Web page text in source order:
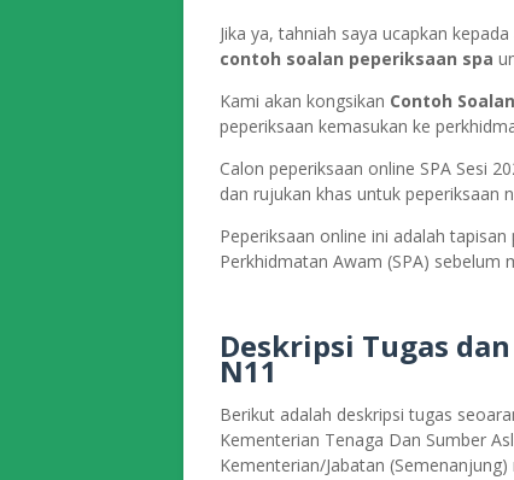
Jika ya, tahniah saya ucapkan
contoh soalan peperiksaan spa
Kami akan kongsikan Contoh
peperiksaan kemasukan ke
Calon peperiksaan online SPA Sesi
dan rujukan khas untuk peperiksaan
Peperiksaan online ini adalah
Perkhidmatan Awam (SPA) sebelum
Deskripsi Tugas
N11
Berikut adalah deskripsi tugas
Kementerian Tenaga Dan Sumber
Kementerian/Jabatan (Semenanjung)